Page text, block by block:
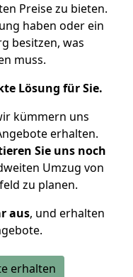
Preise zu bieten.
haben oder ein
besitzen, was
muss.
Lösung für Sie.
kümmern uns
erhalten.
Sie uns noch
Umzug von
zu planen.
aus, und erhalten
erhalten